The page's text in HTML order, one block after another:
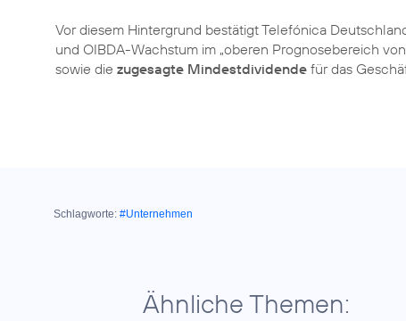
Vor diesem Hintergrund bestätigt Telefónica
und OIBDA-Wachstum im „oberen Prognosebereich
sowie die zugesagte Mindestdividende für das
Schlagworte: #Unternehmen
Ähnliche Themen: